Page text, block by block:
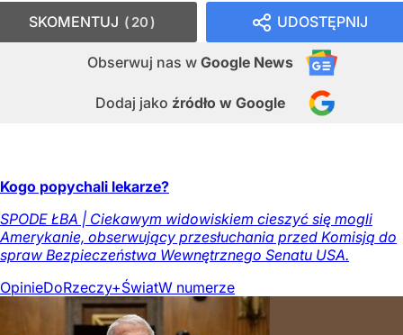
UDOSTĘPNIJ
Obserwuj nas w Google News
Dodaj jako źródło w Google
SKOMENTUJ 20
Kogo popychali lekarze?
SPODE ŁBA | Ciekawym widowiskiem cieszyć się mogli
Amerykanie, obserwujący przesłuchania przed Komisją do
spraw Bezpieczeństwa Wewnętrznego Senatu USA.
OpinieDoRzeczy+ŚwiatW numerze